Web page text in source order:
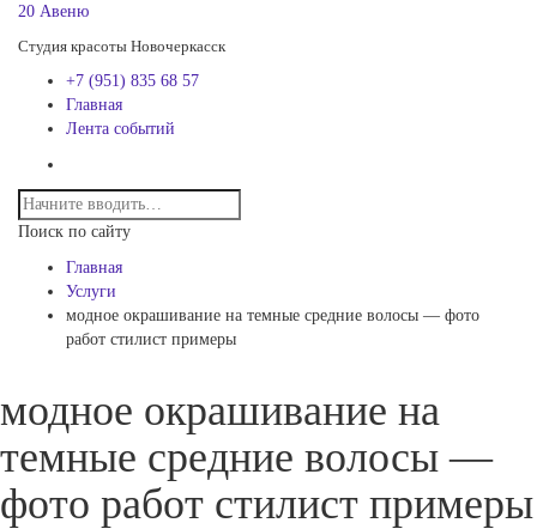
20 Авеню
Студия красоты Новочеркасск
+7 (951) 835 68 57
Главная
Лента событий
Поиск по сайту
Главная
Услуги
модное окрашивание на темные средние волосы — фото
работ стилист примеры
модное окрашивание на
темные средние волосы —
фото работ стилист примеры